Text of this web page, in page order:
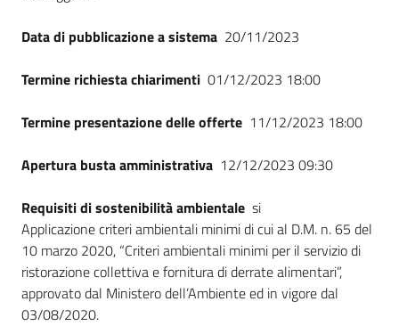
Data di pubblicazione a sistema 20/11/2023
Termine richiesta chiarimenti 01/12/2023 18:00
Termine presentazione delle offerte 11/12/2023 18:00
Apertura busta amministrativa 12/12/2023 09:30
Requisiti di sostenibilità ambientale si
Applicazione criteri ambientali minimi di cui al D.M. n. 65 del
10 marzo 2020, “Criteri ambientali minimi per il servizio di
ristorazione collettiva e fornitura di derrate alimentari”,
approvato dal Ministero dell’Ambiente ed in vigore dal
03/08/2020.